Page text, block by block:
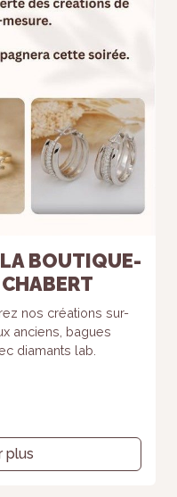
BOUTIQUE-
nos créations sur-
anciens, bagues
diamants lab.
plus